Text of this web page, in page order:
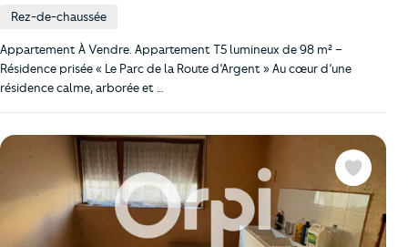
Rez-de-chaussée
Appartement À Vendre. Appartement T5 lumineux de 98 m² –
Résidence prisée « Le Parc de la Route d’Argent » Au cœur d’une
résidence calme, arborée et …
Favoris